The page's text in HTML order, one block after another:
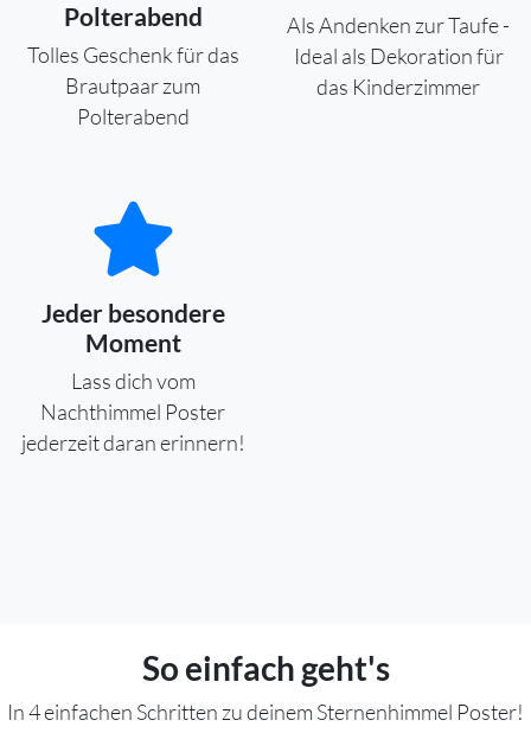
Polterabend
Tolles Geschenk für das
Brautpaar zum
Polterabend
Als Andenken zur Taufe -
Ideal als Dekoration für
das Kinderzimmer
Jeder besondere
Moment
Lass dich vom
Nachthimmel Poster
jederzeit daran erinnern!
So einfach geht's
In 4 einfachen Schritten zu deinem Sternenhimmel Poster!